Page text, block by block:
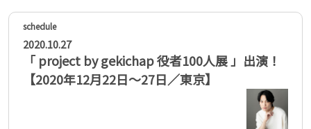
2020.10.27
「 project by gekichap 役者100人展 」出演！
【2020年12月22日〜27日／東京】